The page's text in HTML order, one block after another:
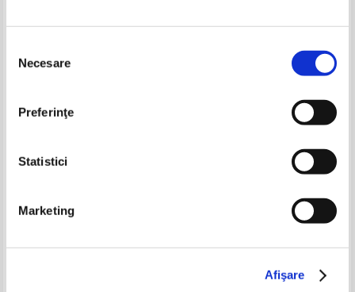
consimțământului
Necesare
Preferinţe
Statistici
Marketing
Afişare
Ludmila Cosmovici - Cosmetica
Adaugă în coș